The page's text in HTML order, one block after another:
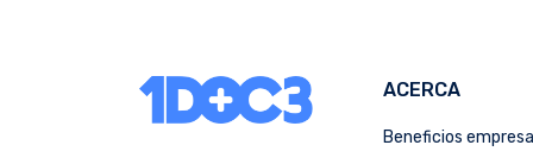
ACERCA
Beneficios